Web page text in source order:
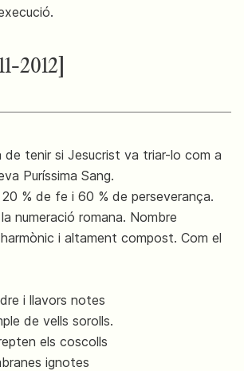
2012]
de tenir si Jesucrist va triar-lo com a
Puríssima Sang.
20 % de fe i 60 % de perseverança.
numeració romana. Nombre
i altament compost. Com el
i llavors notes
de vells sorolls.
els coscolls
ignotes